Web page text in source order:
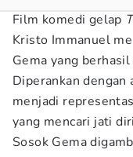
Film komedi gelap
Kristo Immanuel
Gema yang
Diperankan dengan
menjadi
yang mencari jati
Sosok Gema